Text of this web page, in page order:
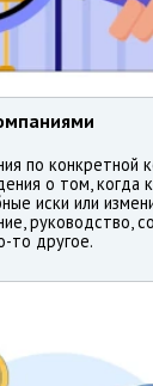
по конкретной
о том, когда
иски или
руководство,
то другое.